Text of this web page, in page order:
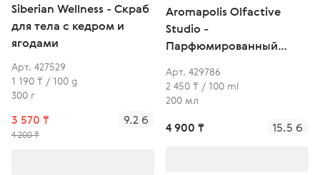
Siberian Wellness - Скраб
для тела с кедром и
ягодами
Арт. 427529
1 190 ₸ / 100 g
300 г
3 570 ₸
4 200 ₸
9.2 б
Aromapolis Olfactive
Studio -
Парфюмированный
и бергамот»
Арт. 429786
2 450 ₸ / 100 ml
200 мл
4 900 ₸ 15.5 б